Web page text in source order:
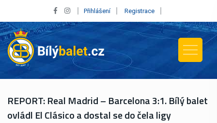
Přihlášení Registrace
REPORT: Real Madrid – Barcelona 3:1. Bílý balet
ovládl El Clásico a dostal se do čela ligy